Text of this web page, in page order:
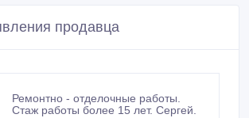
продавца
Ремонтно - отделочные работы.
Стаж работы более 15 лет. Сергей.